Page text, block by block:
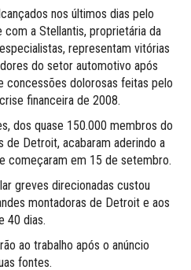
nos últimos dias pelo
a Stellantis, proprietária da
representam vitórias
do setor automotivo após
concessões dolorosas feitas pelo
financeira de 2008.
dos quase 150.000 membros do
de Detroit, acabaram aderindo a
começaram em 15 de setembro.
greves direcionadas custou
montadoras de Detroit e aos
40 dias.
ao trabalho após o anúncio
fontes.